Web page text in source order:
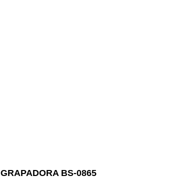
GRAPADORA BS-0865